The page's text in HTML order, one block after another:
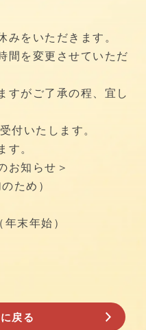
みをいただきます。
間を変更させていただ
すがご了承の程、宜し
付いたします。
す。
お知らせ＞
ため）
末年始）
戻る